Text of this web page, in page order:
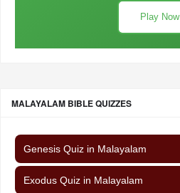
Play Now
MALAYALAM BIBLE QUIZZES
Genesis Quiz in Malayalam
Exodus Quiz in Malayalam